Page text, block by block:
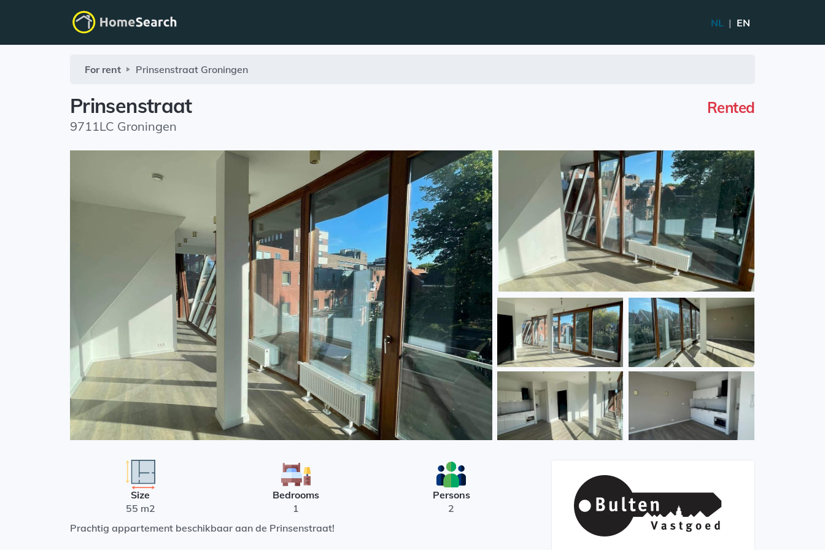
NL | EN
For rent Prinsenstraat Groningen
Prinsenstraat
9711LC Groningen
Rented
Size
55 m2
Bedrooms
1
Persons
2
Prachtig appartement beschikbaar aan de Prinsenstraat!